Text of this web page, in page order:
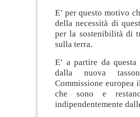
E’ per questo motivo
della necessità di
per la sostenibilità di
sulla terra.
E’ a partire da
dalla nuova
Commissione
che sono e
indipendentemente